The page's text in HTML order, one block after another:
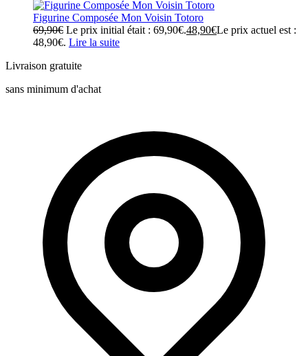
Figurine Composée Mon Voisin Totoro
69,90€ Le prix initial était : 69,90€.48,90€Le prix actuel est :
48,90€. Lire la suite
Livraison gratuite
sans minimum d'achat